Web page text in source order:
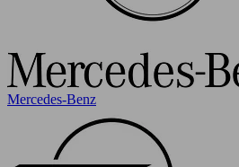
Mercedes-Benz